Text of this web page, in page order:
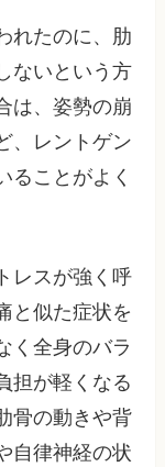
れたのに、肋
ないという方
は、姿勢の崩
、レントゲン
ることがよく
レスが強く呼
と似た症状を
く全身のバラ
担が軽くなる
骨の動きや背
自律神経の状